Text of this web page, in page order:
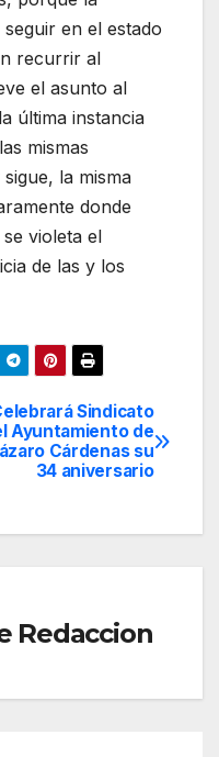
en el estado
recurrir al
el asunto al
última instancia
mismas
la misma
donde
violeta el
de las y los
Sindicato
Ayuntamiento de
Cárdenas su
34 aniversario
Redaccion